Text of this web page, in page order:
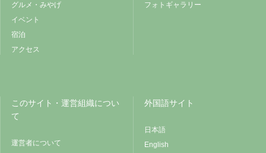
グルメ・みやげ
イベント
宿泊
アクセス
フォトギャラリー
このサイト・運営組織につい
て
運営者について
外国語サイト
日本語
English